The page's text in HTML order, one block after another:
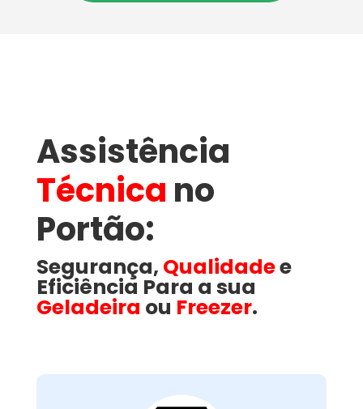
Assistência
Técnica no
Portão​:
Segurança, Qualidadee
Eficiência Para a sua
Geladeira ou Freezer.